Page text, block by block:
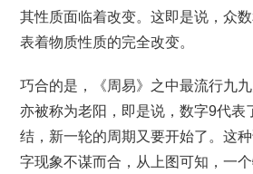
其性质面临着改变。这即是说，众
表着物质性质的完全改变。
巧合的是，《周易》之中最流行九
亦被称为老阳，即是说，数字9代表
结，新一轮的周期又要开始了。这
字现象不谋而合，从上图可知，一